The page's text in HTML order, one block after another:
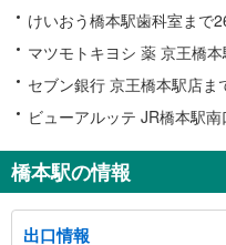
けいおう橋本駅歯科室まで
マツモトキヨシ 薬 京王橋
セブン銀行 京王橋本駅店ま
ビューアルッテ JR橋本駅
橋本駅の情報
出口情報